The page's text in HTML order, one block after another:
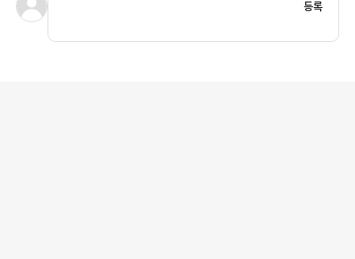
등록